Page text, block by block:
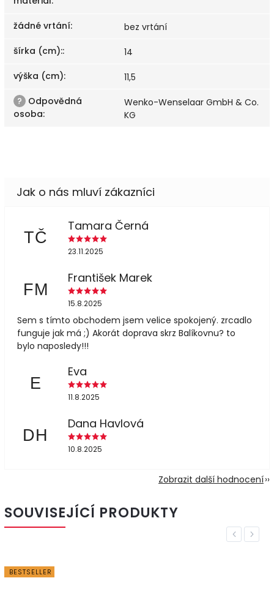
žádné vrtání:
bez vrtání
šírka (cm)::
14
výška (cm):
11,5
? Odpovědná
osoba:
Wenko-Wenselaar GmbH & Co.
KG
TČ
Tamara Černá
23.11.2025
FM
František Marek
15.8.2025
Sem s tímto obchodem jsem velice spokojený. zrcadlo
funguje jak má ;) Akorát doprava skrz Balíkovnu? to
bylo naposledy!!!
E
Eva
11.8.2025
DH
Dana Havlová
10.8.2025
Zobrazit další hodnocení
SOUVISEJÍCÍ PRODUKTY
Previous
BESTSELLER
Next